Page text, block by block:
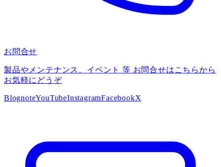
お問合せ
製品やメンテナンス、イベント 等 お問合せはこちらから
お気軽にどうぞ
BlognoteYouTubeInstagramFacebookX